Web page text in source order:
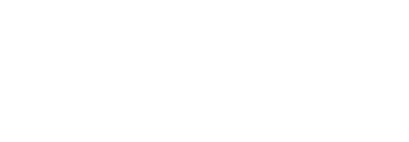
ମୂଳ ଶଢା ହେବ ନାହିଁ
ଜିପସୁମ ପ୍ରତି ହେକଟରେ ପକାଇ ଭଲ ଭାବରେ ଚାଷ କରି ଦିୟନ୍ତୁ